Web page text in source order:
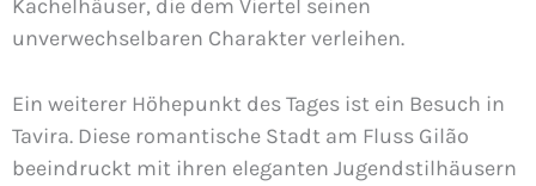
Kachelhäuser, die dem Viertel seinen
unverwechselbaren Charakter verleihen.
Ein weiterer Höhepunkt des Tages ist ein Besuch in
Tavira. Diese romantische Stadt am Fluss Gilão
beeindruckt mit ihren eleganten Jugendstilhäusern